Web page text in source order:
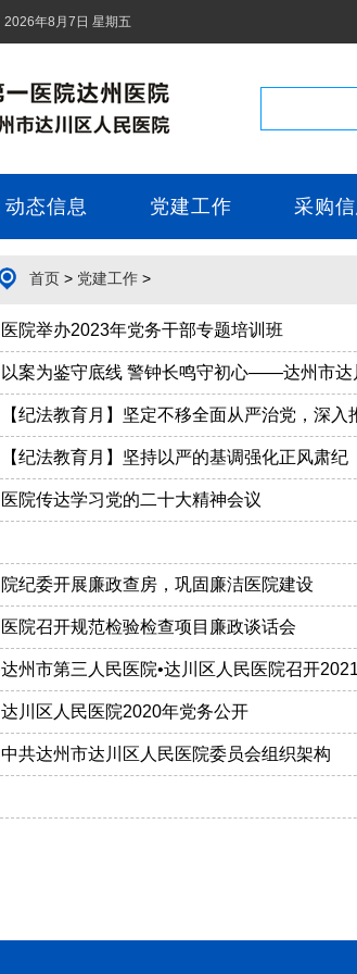
2026年8月7日 星期五
动态信息 党建工作 采购
首页> 党建工作>
医院举办2023年党务干部专题培训班
以案为鉴守底线 警钟长鸣守初心——达州市
【纪法教育月】坚定不移全面从严治党，深
【纪法教育月】坚持以严的基调强化正风肃纪
医院传达学习党的二十大精神会议
院纪委开展廉政查房，巩固廉洁医院建设
医院召开规范检验检查项目廉政谈话会
达州市第三人民医院•达川区人民医院召开
达川区人民医院2020年党务公开
中共达州市达川区人民医院委员会组织架构